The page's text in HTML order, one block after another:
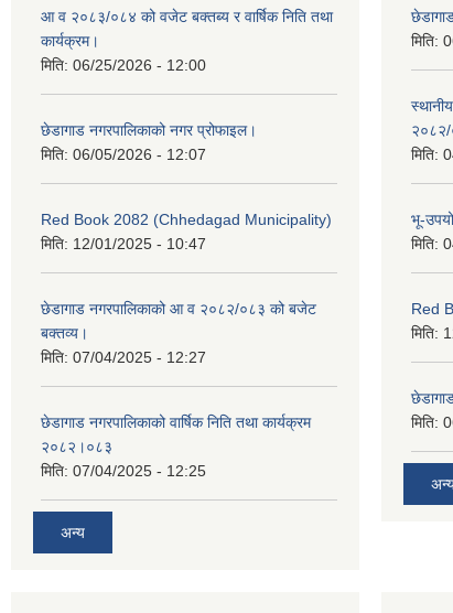
आ व २०८३/०८४ को वजेट बक्तब्य र वार्षिक निति तथा
कार्यक्रम।
मिति: 06/25/2026 - 12:00
छेडागाड नगरपालिकाको नगर प्रोफाइल।
मिति: 06/05/2026 - 12:07
Red Book 2082 (Chhedagad Municipality)
मिति: 12/01/2025 - 10:47
छेडागाड नगरपालिकाको आ व २०८२/०८३ को बजेट
बक्तव्य।
मिति: 07/04/2025 - 12:27
छेडागाड नगरपालिकाको वार्षिक निति तथा कार्यक्रम
२०८२।०८३
मिति: 07/04/2025 - 12:25
अन्य
मिति:
मिति:
भू-
मिति:
Red
मिति:
मिति: